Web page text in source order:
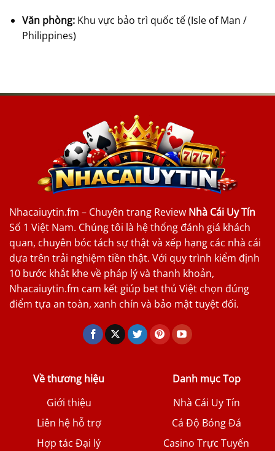
Văn phòng:Khu vực bảo trì quốc tế (Isle of Man /
Philippines)
Nhacaiuytin.fm – Chuyên trang Review Nhà Cái Uy Tín
Số 1 Việt Nam. Chúng tôi là hệ thống đánh giá khách
quan, chuyên bóc tách sự thật và xếp hạng các nhà cái
dựa trên trải nghiệm tiền thật. Với quy trình kiểm định
10 bước khắt khe về pháp lý và thanh khoản,
Nhacaiuytin.fm cam kết giúp bet thủ Việt chọn đúng
điểm tựa an toàn, xanh chín và bảo mật tuyệt đối.
Về thương hiệu
Giới thiệu
Liên hệ hỗ trợ
Hợp tác Đại lý
Danh mục Top
Nhà Cái Uy Tín
Cá Độ Bóng Đá
Casino Trực Tuyến